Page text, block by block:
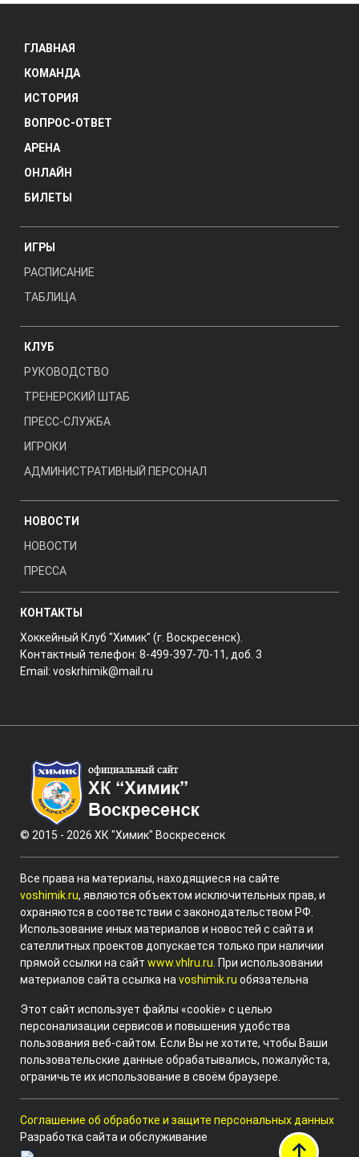
ГЛАВНАЯ
КОМАНДА
ИСТОРИЯ
ВОПРОС-ОТВЕТ
АРЕНА
ОНЛАЙН
БИЛЕТЫ
ИГРЫ
РАСПИСАНИЕ
ТАБЛИЦА
КЛУБ
РУКОВОДСТВО
ТРЕНЕРСКИЙ ШТАБ
ПРЕСС-СЛУЖБА
ИГРОКИ
АДМИНИСТРАТИВНЫЙ ПЕРСОНАЛ
НОВОСТИ
НОВОСТИ
ПРЕССА
КОНТАКТЫ
Хоккейный Клуб "Химик" (г. Воскресенск).
Контактный телефон: 8-499-397-70-11, доб. 3
Email: voskrhimik@mail.ru
© 2015 - 2026 ХК "Химик" Воскресенск
Все права на материалы, находящиеся на сайте
voshimik.ru, являются объектом исключительных прав, и
охраняются в соответствии с законодательством РФ.
Использование иных материалов и новостей с сайта и
сателлитных проектов допускается только при наличии
прямой ссылки на сайт www.vhlru.ru . При использовании
материалов сайта ссылка на voshimik.ru обязательна
Этот сайт использует файлы «cookie» с целью
персонализации сервисов и повышения удобства
пользования веб-сайтом. Если Вы не хотите, чтобы Ваши
пользовательские данные обрабатывались, пожалуйста,
ограничьте их использование в своём браузере.
Соглашение об обработке и защите персональных данных
Разработка сайта и обслуживание